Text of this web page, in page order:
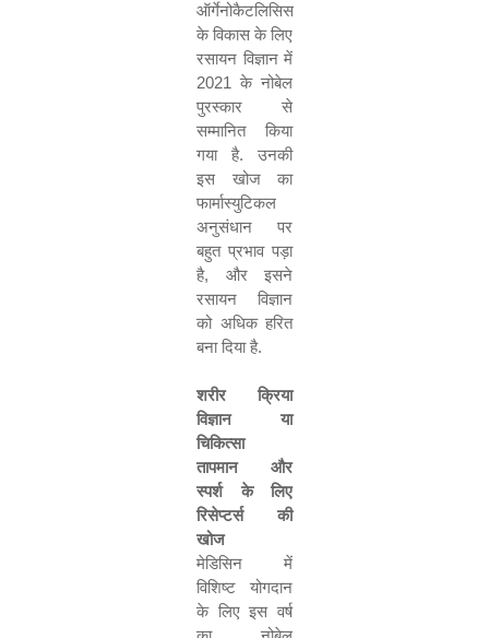
ऑर्गेनोकैटलिसिस
के विकास के लिए
रसायन विज्ञान में
2021 के नोबेल
पुरस्कार से
सम्मानित किया
गया है. उनकी
इस खोज का
फार्मास्युटिकल
अनुसंधान पर
बहुत प्रभाव पड़ा
है, और इसने
रसायन विज्ञान
को अधिक हरित
बना दिया है.
शरीर क्रिया
विज्ञान या
चिकित्सा
तापमान और
स्पर्श के लिए
रिसेप्टर्स की
खोज
मेडिसिन में
विशिष्ट योगदान
के लिए इस वर्ष